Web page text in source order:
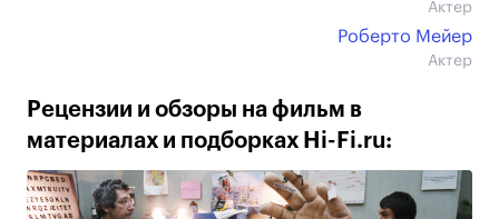
Актер
Роберто Мейер
Актер
Рецензии и обзоры на фильм в
материалах и подборках Hi-Fi.ru: